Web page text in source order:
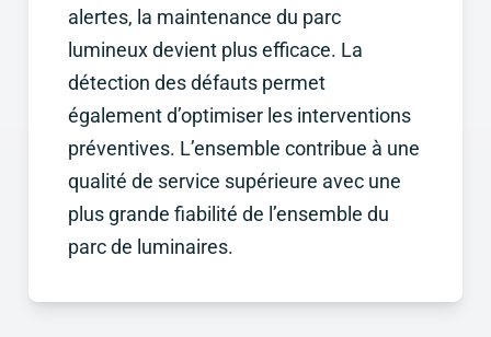
alertes, la maintenance du parc
lumineux devient plus efficace. La
détection des défauts permet
également d’optimiser les interventions
préventives. L’ensemble contribue à une
qualité de service supérieure avec une
plus grande fiabilité de l’ensemble du
parc de luminaires.